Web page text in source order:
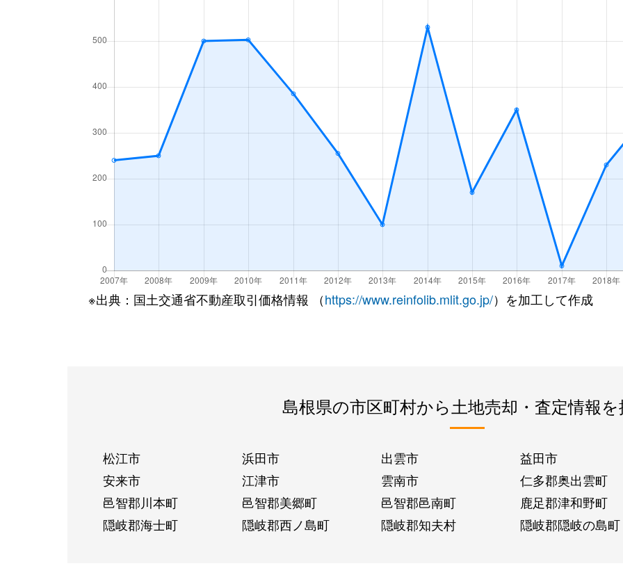
※出典：国土交通省不動産取引価格情報 （https://www.reinfolib.mlit.go.jp/）を加工して作成
島根県の市区町村から土地売却・査定情報
松江市 浜田市 出雲市
益田市
安来市
江津市 雲南市
仁多郡奥出雲町
邑智郡川本町
邑智郡美郷町 邑智郡邑南町
鹿足郡津和野町
隠岐郡海士町
隠岐郡西ノ島町 隠岐郡知夫村 隠岐郡隠岐の島町